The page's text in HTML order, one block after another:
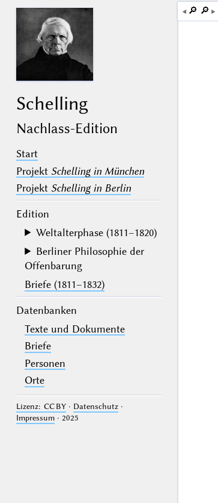
Schelling
Nachlass-Edition
Start
Projekt Schelling in München
Projekt Schelling in Berlin
Edition
Weltalterphase (1811–1820)
Berliner Philosophie der
Offenbarung
Briefe (1811–1832)
Datenbanken
Texte und Dokumente
Briefe
Personen
Orte
Lizenz: CC BY· Datenschutz·
Impressum· 2025
🔎︎ 🔎︎